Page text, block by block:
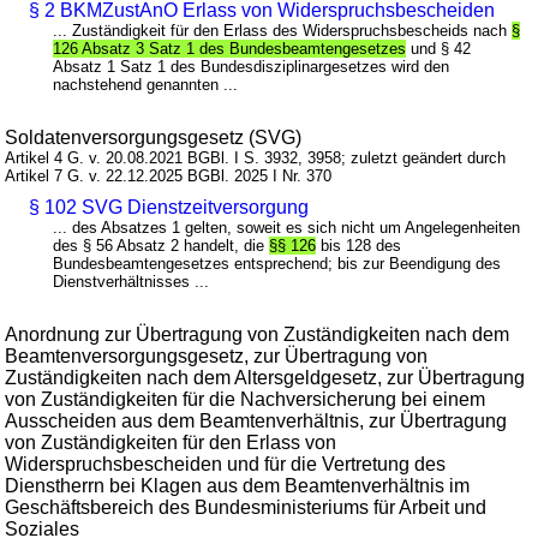
§ 2 BKMZustAnO Erlass von Widerspruchsbescheiden
... Zuständigkeit für den Erlass des Widerspruchsbescheids nach §
126 Absatz 3 Satz 1 des Bundesbeamtengesetzes und § 42
Absatz 1 Satz 1 des Bundesdisziplinargesetzes wird den
nachstehend genannten ...
Soldatenversorgungsgesetz (SVG)
Artikel 4 G. v. 20.08.2021 BGBl. I S. 3932, 3958; zuletzt geändert durch
Artikel 7 G. v. 22.12.2025 BGBl. 2025 I Nr. 370
§ 102 SVG Dienstzeitversorgung
... des Absatzes 1 gelten, soweit es sich nicht um Angelegenheiten
des § 56 Absatz 2 handelt, die §§ 126 bis 128 des
Bundesbeamtengesetzes entsprechend; bis zur Beendigung des
Dienstverhältnisses ...
Anordnung zur Übertragung von Zuständigkeiten nach dem
Beamtenversorgungsgesetz, zur Übertragung von
Zuständigkeiten nach dem Altersgeldgesetz, zur Übertragung
von Zuständigkeiten für die Nachversicherung bei einem
Ausscheiden aus dem Beamtenverhältnis, zur Übertragung
von Zuständigkeiten für den Erlass von
Widerspruchsbescheiden und für die Vertretung des
Dienstherrn bei Klagen aus dem Beamtenverhältnis im
Geschäftsbereich des Bundesministeriums für Arbeit und
Soziales